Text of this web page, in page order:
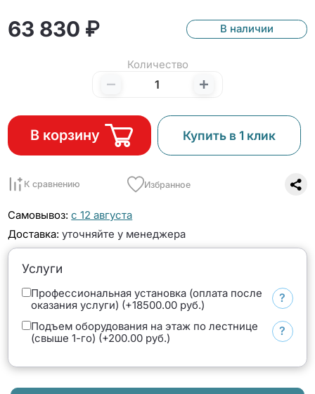
63 830 ₽ В наличии
Количество
В корзину Купить в 1 клик
К сравнению Избранное
Самовывоз: с 12 августа
Доставка: уточняйте у менеджера
Услуги
Профессиональная установка (оплата после
оказания услуги) (+18500.00 руб.)
?
Подъем оборудования на этаж по лестнице
(свыше 1-го) (+200.00 руб.)
?